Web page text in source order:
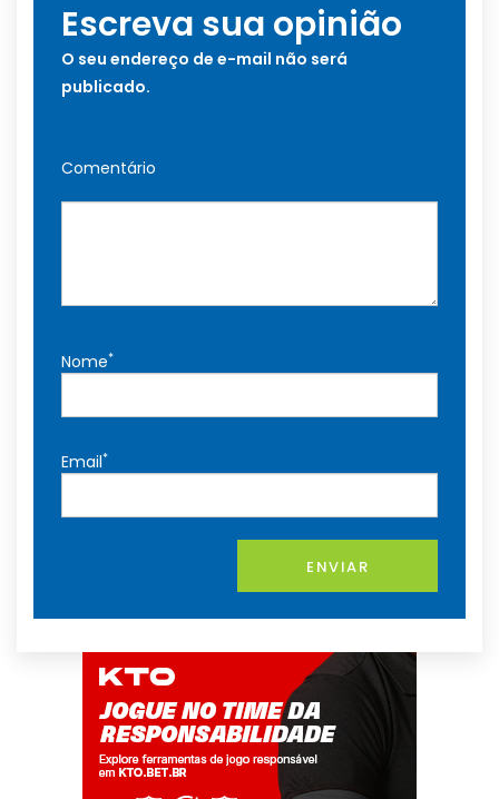
Escreva sua opinião
O seu endereço de e-mail não será
publicado.
Comentário
Nome*
Email*
ENVIAR